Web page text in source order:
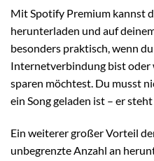
Mit Spotify Premium kannst
herunterladen und auf
besonders praktisch, wenn
Internetverbindung bist oder
sparen möchtest. Du musst
ein Song geladen ist – er
Ein weiterer großer Vorteil
unbegrenzte Anzahl an